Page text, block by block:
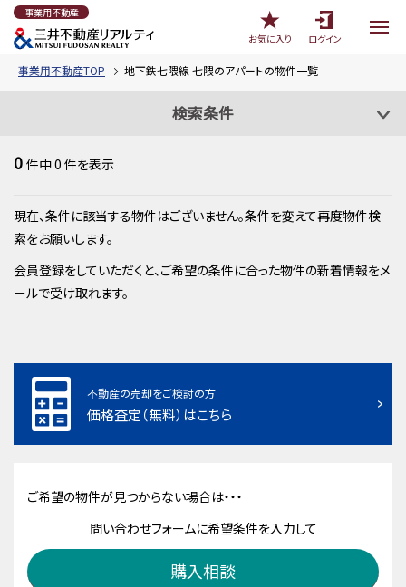
事業用不動産
お気に入り
ログイン
事業用不動産TOP 地下鉄七隈線 七隈のアパートの物件一覧
検索条件
0 件中0 件を表示
現在、条件に該当する物件はございません。条件を変えて再度物件検
索をお願いします。
会員登録をしていただくと、ご希望の条件に合った物件の新着情報をメ
ールで受け取れます。
不動産の売却をご検討の方
価格査定（無料）はこちら
ご希望の物件が見つからない場合は・・・
問い合わせフォームに希望条件を入力して
購入相談